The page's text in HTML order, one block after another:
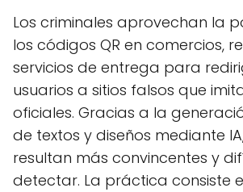
Los criminales aprovechan la
los códigos QR en comercios,
servicios de entrega para
usuarios a sitios falsos que
oficiales. Gracias a la
de textos y diseños mediante
resultan más convincentes y
detectar. La práctica consiste